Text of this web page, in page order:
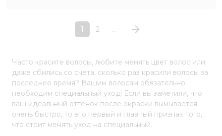
1 2 ...
Часто красите волосы, любите менять цвет волос или
даже сбились со счета, сколько раз красили волосы за
последнее время? Вашим волосам обязательно
необходим специальный уход! Если вы заметили, что
ваш идеальный оттенок после окраски вымывается
очень быстро, то это первый и главный признак того,
что стоит менять уход на специальный.